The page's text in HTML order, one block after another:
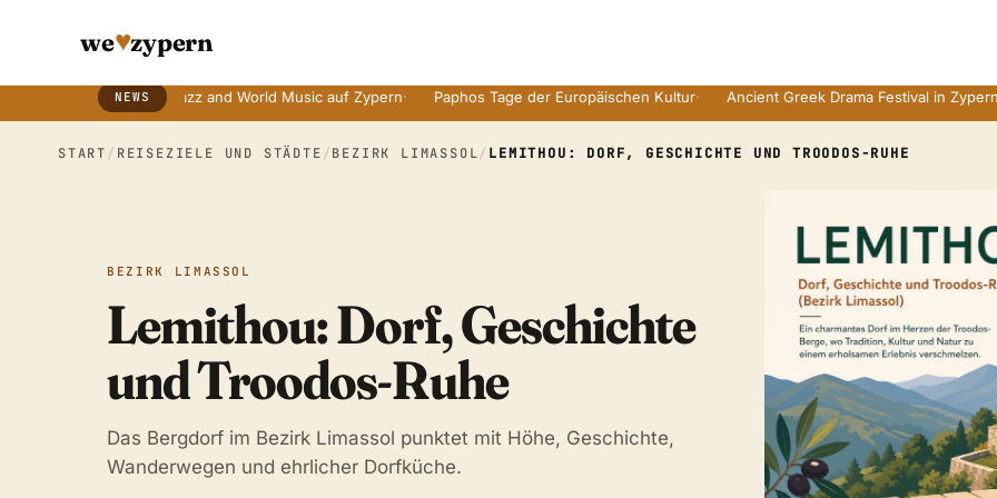
we♥zypern
NEWS
Breaking News Ticker
Jazz and World Music auf Zypern· Paphos Tage der Europäischen Kultur· Ancient Greek Drama Festival in Zyperns
START/ REISEZIELE UND STÄDTE/BEZIRK LIMASSOL/ LEMITHOU: DORF, GESCHICHTE UND TROODOS-RUHE
BEZIRK LIMASSOL
Lemithou: Dorf, Geschichte
und Troodos-Ruhe
Das Bergdorf im Bezirk Limassol punktet mit Höhe, Geschichte,
Wanderwegen und ehrlicher Dorfküche.